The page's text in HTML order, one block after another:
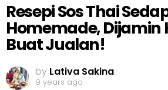
Resepi Sos Thai
Homemade, Dijamin
Buat Jualan!
by Lativa Sakina
9 years ago